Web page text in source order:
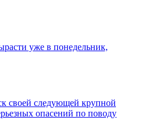
уже в понедельник,
своей следующей крупной
опасений по поводу